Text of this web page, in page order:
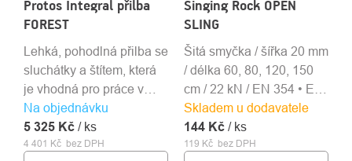
Protos Integral přilba
FOREST
Na objednávku
4 401 Kč bez DPH
5 325 Kč / ks
Lehká, pohodlná přilba se
sluchátky a štítem, která
je vhodná pro práce v
lese a práce s motorovou
pilou.
Singing Rock OPEN
SLING
Skladem u dodavatele
119 Kč bez DPH
144 Kč / ks
Šitá smyčka / šířka 20 mm
/ délka 60, 80, 120, 150
cm / 22 kN / EN 354 • EN
566 • EN 795B